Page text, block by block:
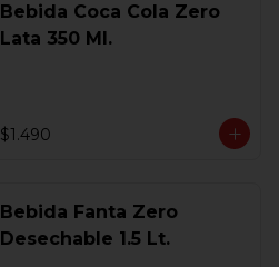
Bebida Coca Cola Zero
Lata 350 Ml.
$1.490
Bebida Fanta Zero
Desechable 1.5 Lt.